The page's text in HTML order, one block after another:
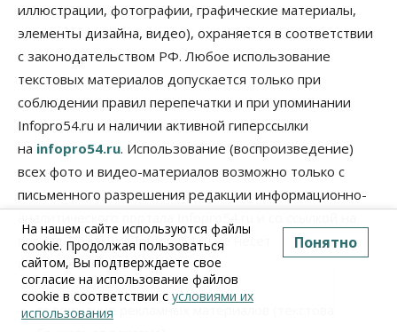
иллюстрации, фотографии, графические материалы,
элементы дизайна, видео), охраняется в соответствии
с законодательством РФ. Любое использование
текстовых материалов допускается только при
соблюдении правил перепечатки и при упоминании
Infopro54.ru и наличии активной гиперссылки
на infopro54.ru. Использование (воспроизведение)
всех фото и видео-материалов возможно только с
письменного разрешения редакции информационно-
портал. Редакция Infopro54.ru не несет
ответственность за:
содержание рекламных материалов (текстовая и
На нашем сайте используются файлы
cookie. Продолжая пользоваться
сайтом, Вы подтверждаете свое
согласие на использование файлов
cookie в соответствии с условиями их
использования
Понятно